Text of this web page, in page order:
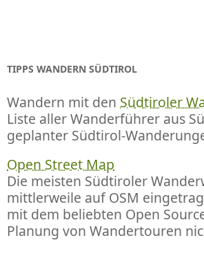
TIPPS WANDERN SÜDTIROL
Wandern mit den Südtiroler
Liste aller Wanderführer aus
geplanter Südtirol-
Open Street Map
Die meisten Südtiroler
mittlerweile auf OSM
mit dem beliebten Open
Planung von Wandertouren